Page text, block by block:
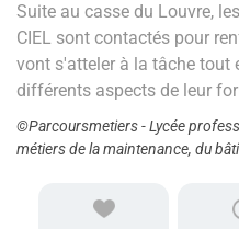
Suite au casse du Louvre,
CIEL sont contactés pour
vont s'atteler à la tâche tout
différents aspects de leur
©Parcoursmetiers - Lycée
métiers de la maintenance, du